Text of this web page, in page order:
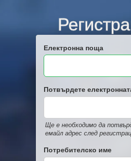
Електронна поща
Потвърдете
Ще е необходимо да
емайл адрес след
Потребителско име